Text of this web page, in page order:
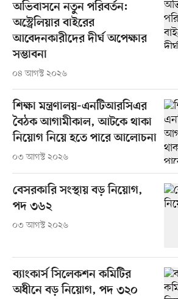
অভিবাসনে নতুন পরিবর্তন:
অস্ট্রেলিয়ার বাইরের
আবেদনকারীদের দীর্ঘ অপেক্ষার
সম্ভাবনা
০৪ আগস্ট ২০২৬
শিক্ষা মন্ত্রণালয়-এনটিআরসিএর
বৈঠক আগামীকাল, আটকে থাকা
নিয়োগ নিয়ে হতে পারে আলোচনা
০৩ আগস্ট ২০২৬
বেসরকারি সংস্থায় বড় নিয়োগ,
পদ ৩৬২
০৩ আগস্ট ২০২৬
ব্যাংকার্স সিলেকশন কমিটির
অধীনে বড় নিয়োগ, পদ ৩২০